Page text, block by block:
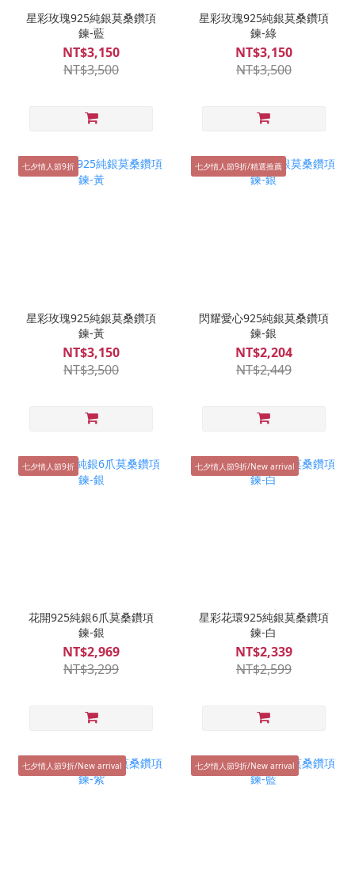
星彩玫瑰925純銀莫桑鑽項
鍊-藍
NT$3,150
NT$3,500
星彩玫瑰925純銀莫桑鑽項
鍊-綠
NT$3,150
NT$3,500
七夕情人節9折
星彩玫瑰925純銀莫桑鑽項
鍊-黃
NT$3,150
NT$3,500
七夕情人節9折/精選推薦
閃耀愛心925純銀莫桑鑽項
鍊-銀
NT$2,204
NT$2,449
七夕情人節9折
花開925純銀6爪莫桑鑽項
鍊-銀
NT$2,969
NT$3,299
七夕情人節9折/New arrival
星彩花環925純銀莫桑鑽項
鍊-白
NT$2,339
NT$2,599
七夕情人節9折/New arrival 七夕情人節9折/New arrival